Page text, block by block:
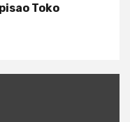
Toko